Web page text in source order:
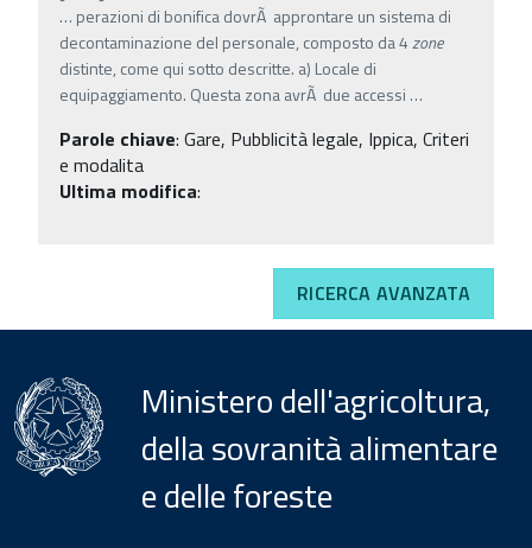
… perazioni di bonifica dovrÃ approntare un sistema di
decontaminazione del personale, composto da 4zone
distinte, come qui sotto descritte. a) Locale di
equipaggiamento. Questa zona avrÃ due accessi …
Parole chiave: Gare, Pubblicità legale, Ippica, Criteri
e modalita
Ultima modifica:
RICERCA AVANZATA
Ministero dell'agricoltura,
della sovranità alimentare
e delle foreste